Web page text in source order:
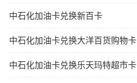
中石化加油卡兑换新百卡
中石化加油卡兑换大洋百货购物卡
中石化加油卡兑换乐天玛特超市卡